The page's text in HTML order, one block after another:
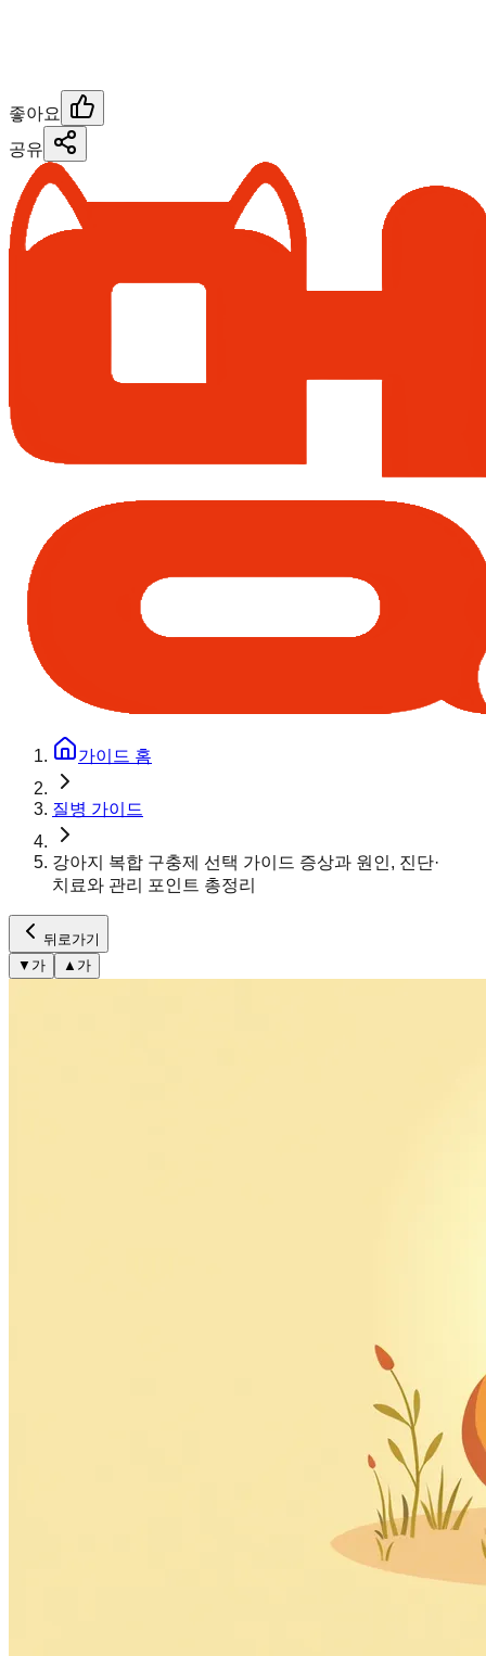
좋아요
공유
가이드 홈
질병 가이드
강아지 복합 구충제 선택 가이드 증상과 원인, 진단·
치료와 관리 포인트 총정리
뒤로가기
▼ 가 ▲ 가